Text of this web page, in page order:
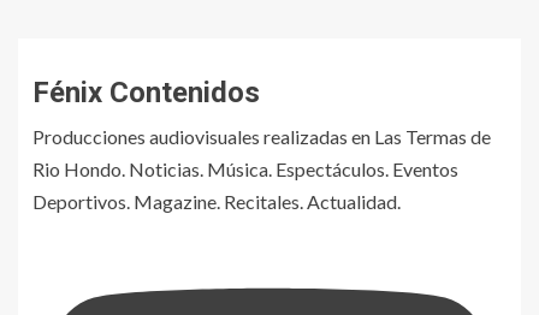
Fénix Contenidos
Producciones audiovisuales realizadas en Las Termas de
Rio Hondo. Noticias. Música. Espectáculos. Eventos
Deportivos. Magazine. Recitales. Actualidad.